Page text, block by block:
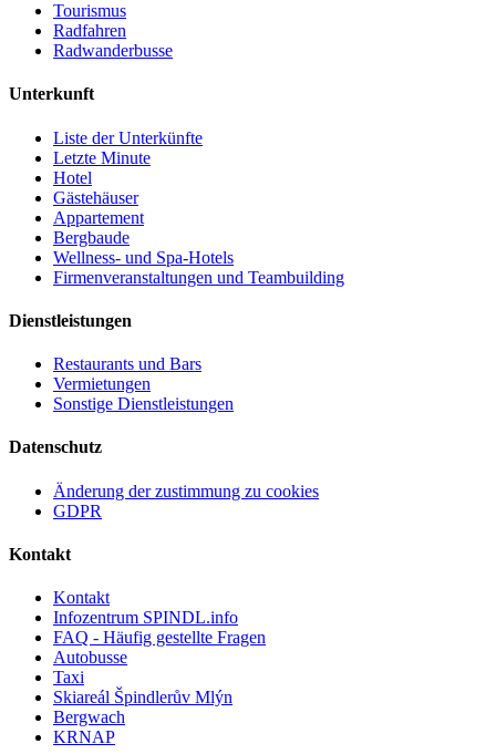
Tourismus
Radfahren
Radwanderbusse
Unterkunft
Liste der Unterkünfte
Letzte Minute
Hotel
Gästehäuser
Appartement
Bergbaude
Wellness- und Spa-Hotels
Firmenveranstaltungen und Teambuilding
Dienstleistungen
Restaurants und Bars
Vermietungen
Sonstige Dienstleistungen
Datenschutz
Änderung der zustimmung zu cookies
GDPR
Kontakt
Kontakt
Infozentrum SPINDL.info
FAQ - Häufig gestellte Fragen
Autobusse
Taxi
Skiareál Špindlerův Mlýn
Bergwach
KRNAP